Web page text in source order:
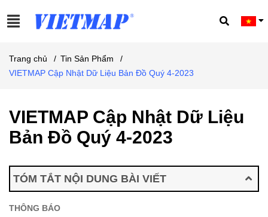
Trang chủ / Tin Sản Phẩm
/
VIETMAP Cập Nhật Dữ Liệu Bản Đồ Quý 4-2023
VIETMAP Cập Nhật Dữ Liệu
Bản Đồ Quý 4-2023
TÓM TẮT NỘI DUNG BÀI VIẾT
THÔNG BÁO